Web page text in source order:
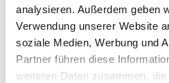
analysieren. Außerdem geben
Verwendung unserer Website
soziale Medien, Werbung und
Partner führen diese
weiteren Daten zusammen,
09.07.2019Call for Papers:
Futures Conference 2020
10.10.2014 OCLC: Aus